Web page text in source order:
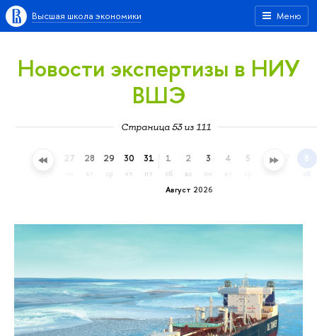
Меню
Высшая школа экономики
Новости экспертизы в НИУ
ВШЭ
Страница 53 из 111
26 27 28 29
ср
30
чт
31
пт
Август 2026
1
сб
2
вс
3
пн
4 5 6 8
сб